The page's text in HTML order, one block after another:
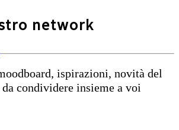
network
ispirazioni, novità del
condividere insieme a voi